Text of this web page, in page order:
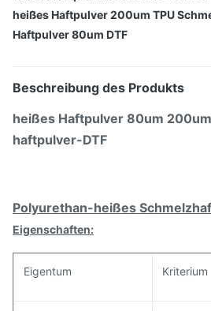
heißes Haftpulver 200um TPU
Haftpulver 80um DTF
Beschreibung des Produkts
heißes Haftpulver 80um
haftpulver-DTF
Polyurethan-heißes
Eigenschaften:
Eigentum Kriterium